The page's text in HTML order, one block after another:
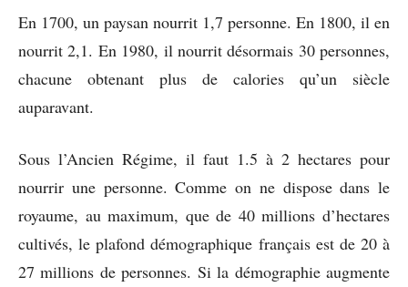
En 1700, un paysan nourrit 1,7 personne. En 1800, il en
nourrit 2,1. En 1980, il nourrit désormais 30 personnes,
chacune obtenant plus de calories qu’un siècle
auparavant.
Sous l’Ancien Régime, il faut 1.5 à 2 hectares pour
nourrir une personne. Comme on ne dispose dans le
royaume, au maximum, que de 40 millions d’hectares
cultivés, le plafond démographique français est de 20 à
27 millions de personnes. Si la démographie augmente